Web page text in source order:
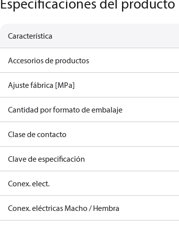
Característica
Accesorios de productos
Ajuste fábrica [MPa]
Cantidad por formato de embalaje
Clase de contacto
Clave de especificación
Conex. elect.
Conex. eléctricas Macho / Hembra